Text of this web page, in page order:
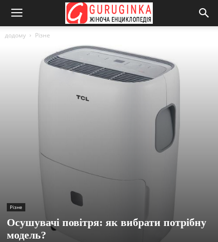
додому Різне
Різне
Осушувачі повітря: як вибрати потрібну
модель?